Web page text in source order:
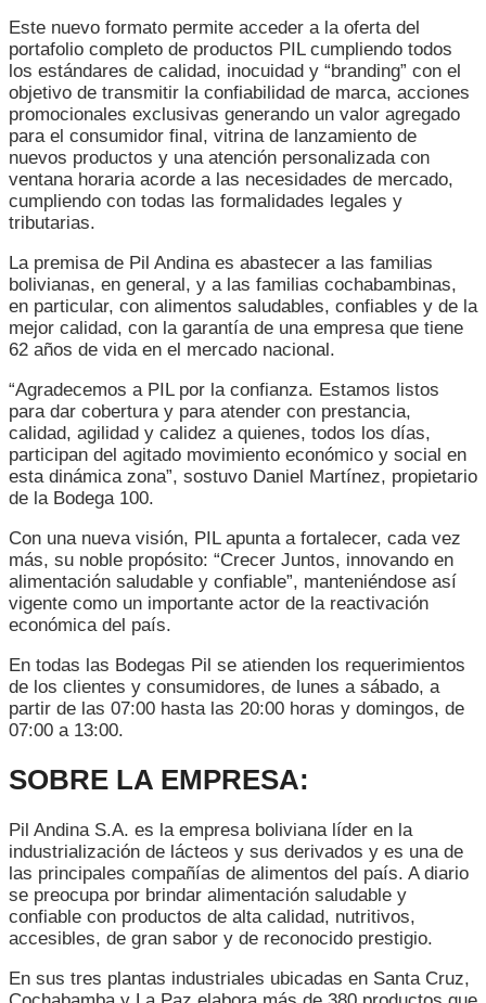
Este nuevo formato permite acceder a la oferta del
portafolio completo de productos PIL cumpliendo todos
los estándares de calidad, inocuidad y “branding” con el
objetivo de transmitir la confiabilidad de marca, acciones
promocionales exclusivas generando un valor agregado
para el consumidor final, vitrina de lanzamiento de
nuevos productos y una atención personalizada con
ventana horaria acorde a las necesidades de mercado,
cumpliendo con todas las formalidades legales y
tributarias.
La premisa de Pil Andina es abastecer a las familias
bolivianas, en general, y a las familias cochabambinas,
en particular, con alimentos saludables, confiables y de la
mejor calidad, con la garantía de una empresa que tiene
62 años de vida en el mercado nacional.
“Agradecemos a PIL por la confianza. Estamos listos
para dar cobertura y para atender con prestancia,
calidad, agilidad y calidez a quienes, todos los días,
participan del agitado movimiento económico y social en
esta dinámica zona”, sostuvo Daniel Martínez, propietario
de la Bodega 100.
Con una nueva visión, PIL apunta a fortalecer, cada vez
más, su noble propósito: “Crecer Juntos, innovando en
alimentación saludable y confiable”, manteniéndose así
vigente como un importante actor de la reactivación
económica del país.
En todas las Bodegas Pil se atienden los requerimientos
de los clientes y consumidores, de lunes a sábado, a
partir de las 07:00 hasta las 20:00 horas y domingos, de
07:00 a 13:00.
SOBRE LA EMPRESA:
Pil Andina S.A. es la empresa boliviana líder en la
industrialización de lácteos y sus derivados y es una de
las principales compañías de alimentos del país. A diario
se preocupa por brindar alimentación saludable y
confiable con productos de alta calidad, nutritivos,
accesibles, de gran sabor y de reconocido prestigio.
En sus tres plantas industriales ubicadas en Santa Cruz,